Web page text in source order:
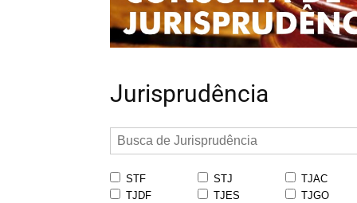
Jurisprudência
STF STJ
TJAC
TJDF
TJES
TJGO